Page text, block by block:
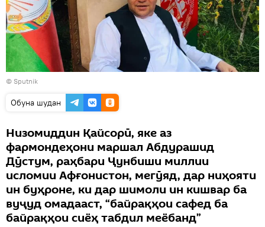
© Sputnik
Обуна шудан
Низомиддин Қайсорӣ, яке аз
фармондеҳони маршал Абдурашид
Дӯстум, раҳбари Ҷунбиши миллии
исломии Афғонистон, мегӯяд, дар ниҳояти
ин буҳроне, ки дар шимоли ин кишвар ба
вуҷуд омадааст, “байрақҳои сафед ба
байрақҳои сиёҳ табдил меёбанд”